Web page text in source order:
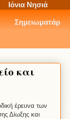
Ιόνια Νησιά
Σημειωματάρ
και
έρευνα των
Δίωξης και